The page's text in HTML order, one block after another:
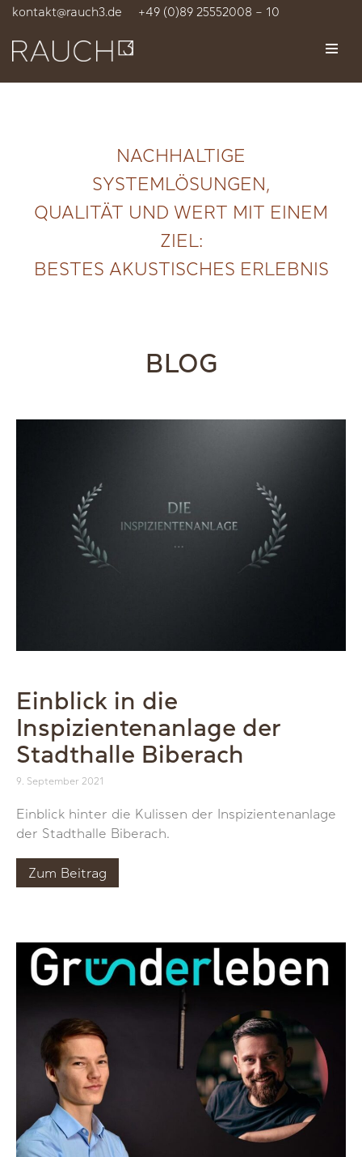
Zum
Inhalt
springen
kontakt@rauch3.de +49 (0)89 25552008 – 10
NACHHALTIGE
SYSTEMLÖSUNGEN,
QUALITÄT UND WERT MIT EINEM
ZIEL:
BESTES AKUSTISCHES ERLEBNIS
BLOG
Einblick in die
Inspizientenanlage der
Stadthalle Biberach
9. September 2021
Einblick hinter die Kulissen der Inspizientenanlage
der Stadthalle Biberach.
Zum Beitrag